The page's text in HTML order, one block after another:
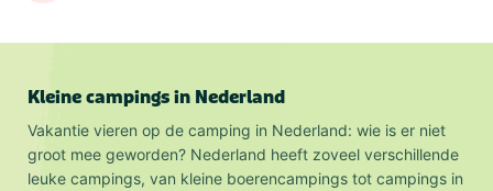
Kleine campings in Nederland
Vakantie vieren op de camping in Nederland: wie is er niet
groot mee geworden? Nederland heeft zoveel verschillende
leuke campings, van kleine boerencampings tot campings in